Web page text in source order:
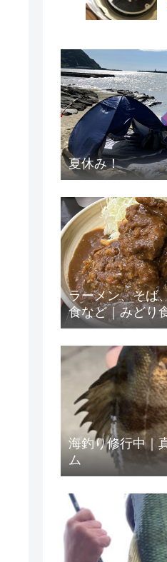
夏休み！
ラーメン、そば
食など｜みどり
市）
海釣り修行中｜
ム